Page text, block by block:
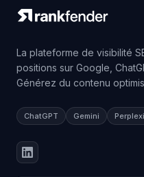
La plateforme de visibilité
positions sur Google,
Générez du contenu
ChatGPT Gemini